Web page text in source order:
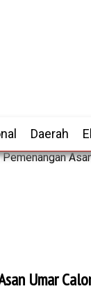
Daerah
Umar